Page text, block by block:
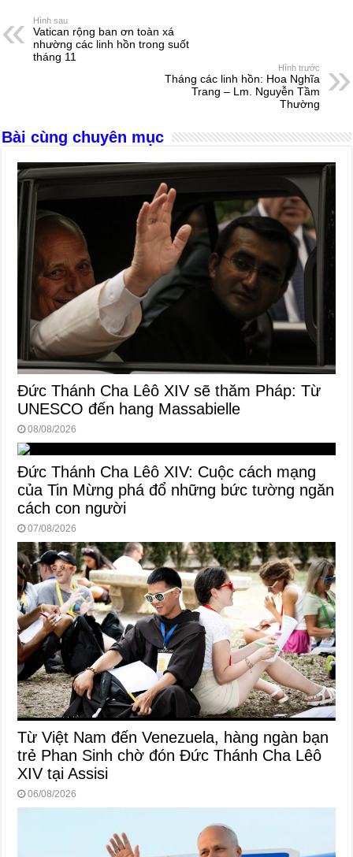
e
b
o
n
A
d
s
Hình sau
Vatican rộng ban ơn toàn xá
nhường các linh hồn trong suốt
tháng 11
Hình trước
Tháng các linh hồn: Hoa Nghĩa
Trang – Lm. Nguyễn Tầm
Thường
Bài cùng chuyên mục
Đức Thánh Cha Lêô XIV sẽ thăm Pháp: Từ
UNESCO đến hang Massabielle
08/08/2026
Đức Thánh Cha Lêô XIV: Cuộc cách mạng
của Tin Mừng phá đổ những bức tường ngăn
cách con người
07/08/2026
Từ Việt Nam đến Venezuela, hàng ngàn bạn
trẻ Phan Sinh chờ đón Đức Thánh Cha Lêô
XIV tại Assisi
06/08/2026